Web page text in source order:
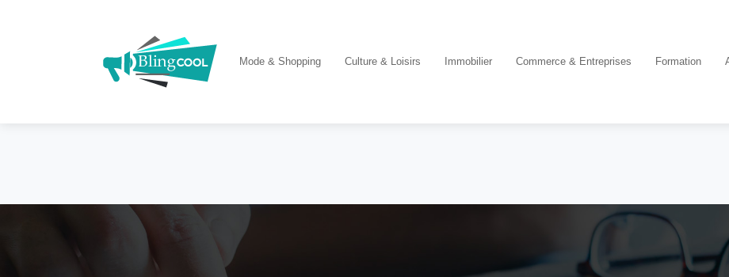
Mode & Shopping Culture & Loisirs Immobilier Commerce & Entreprises Formation